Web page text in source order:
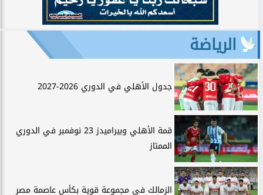
الرياضة
جدول الأهلي في الدوري 2026-2027
قمة الأهلي وبيراميدز 23 نوفمبر في الدوري
الممتاز
الزمالك في مجموعة قوية بكأس عاصمة مصر